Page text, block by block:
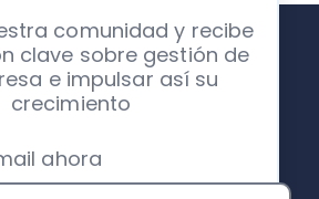
comunidad y recibe
clave sobre gestión de
e impulsar así su
crecimiento
ahora